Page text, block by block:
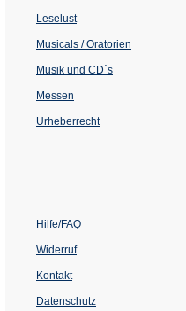
Leselust
Musicals / Oratorien
Musik und CD´s
Messen
Urheberrecht
Hilfe/FAQ
Widerruf
Kontakt
Datenschutz